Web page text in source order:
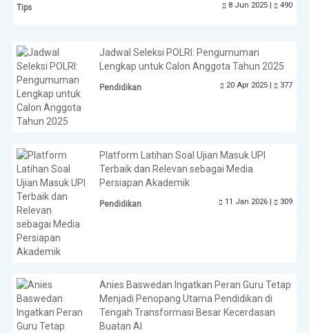
Tips 8 Jun 2025 | 490
Jadwal Seleksi POLRI: Pengumuman
Lengkap untuk Calon Anggota Tahun 2025
Pendidikan 20 Apr 2025 | 377
Platform Latihan Soal Ujian Masuk UPI
Terbaik dan Relevan sebagai Media
Persiapan Akademik
Pendidikan 11 Jan 2026 | 309
Anies Baswedan Ingatkan Peran Guru Tetap
Menjadi Penopang Utama Pendidikan di
Tengah Transformasi Besar Kecerdasan
Buatan AI